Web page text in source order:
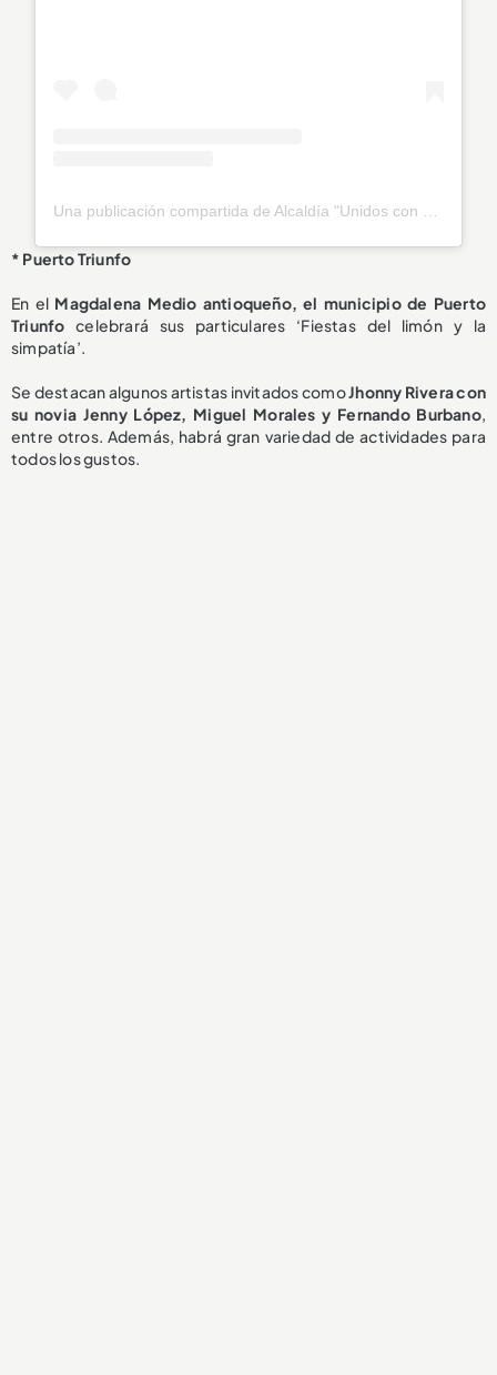
Una publicación compartida de Alcaldía "Unidos con Valores" (@alcaldiasanroqueunidos)
* Puerto Triunfo
En el Magdalena Medio antioqueño, el municipio de Puerto
Triunfocelebrará sus particulares ‘Fiestas del limón y la
simpatía’.
Se destacan algunos artistas invitados comoJhonny Rivera con
su novia Jenny López, Miguel Morales y Fernando Burbano,
entre otros. Además, habrá gran variedad de actividades para
todos los gustos.